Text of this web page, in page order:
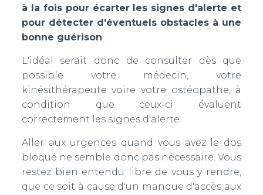
à la fois pour écarter les signes d'alerte et
pour détecter d'éventuels obstacles à une
bonne guérison.
L'idéal serait donc de consulter dès que
possible votre médecin, votre
kinésithérapeute voire votre ostéopathe, à
condition que ceux-ci évaluent
correctement les signes d'alerte.
Aller aux urgences quand vous avez le dos
bloqué ne semble donc pas nécessaire. Vous
restez bien entendu libre de vous y rendre,
que ce soit à cause d'un manque d'accès aux